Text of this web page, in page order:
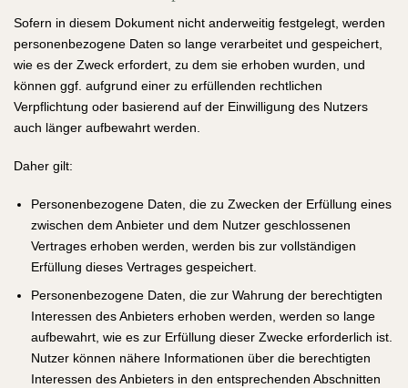
Sofern in diesem Dokument nicht anderweitig festgelegt, werden
personenbezogene Daten so lange verarbeitet und gespeichert,
wie es der Zweck erfordert, zu dem sie erhoben wurden, und
können ggf. aufgrund einer zu erfüllenden rechtlichen
Verpflichtung oder basierend auf der Einwilligung des Nutzers
auch länger aufbewahrt werden.
Daher gilt:
Personenbezogene Daten, die zu Zwecken der Erfüllung eines
zwischen dem Anbieter und dem Nutzer geschlossenen
Vertrages erhoben werden, werden bis zur vollständigen
Erfüllung dieses Vertrages gespeichert.
Personenbezogene Daten, die zur Wahrung der berechtigten
Interessen des Anbieters erhoben werden, werden so lange
aufbewahrt, wie es zur Erfüllung dieser Zwecke erforderlich ist.
Nutzer können nähere Informationen über die berechtigten
Interessen des Anbieters in den entsprechenden Abschnitten